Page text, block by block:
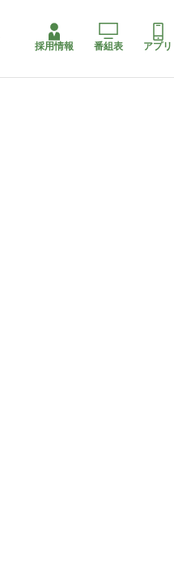
採用情報 番組表 アプリ